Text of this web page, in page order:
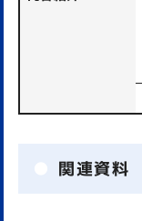
関連資料